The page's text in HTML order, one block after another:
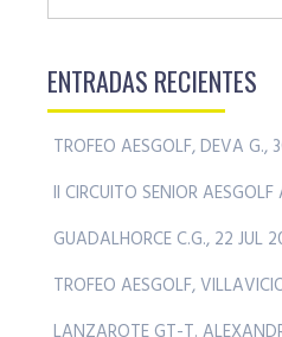
ENTRADAS RECIENTES
TROFEO AESGOLF, DEVA G.,
II CIRCUITO SENIOR
GUADALHORCE C.G., 22 JUL
TROFEO AESGOLF,